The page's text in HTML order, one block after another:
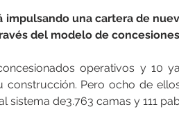
impulsando una cartera de
del modelo de
operativos y 10
Pero ocho de
de3.763 camas y 111